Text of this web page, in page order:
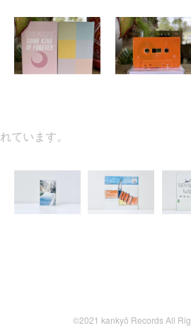
います。
©2021 kankyō Records All